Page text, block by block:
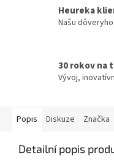
Heureka
Našu
30 rokov na
Vývoj,
Popis Diskuze Značka
Detailní popis